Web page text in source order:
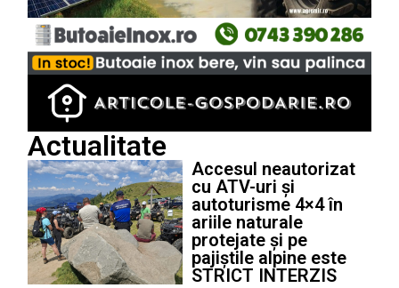
Actualitate
Accesul neautorizat
cu ATV-uri și
autoturisme 4×4 în
ariile naturale
protejate și pe
pajiștile alpine este
STRICT INTERZIS